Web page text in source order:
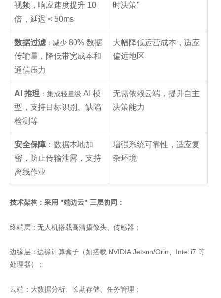
视频，响应速度提升 10
倍，延迟 < 50ms
时决策"
数据过滤 ：减少 80% 数据
传输量，降低带宽成本和
通信压力
大幅降低运营成本，适应
偏远地区
AI 推理 ：集成轻量级 AI 模
型，支持目标识别、缺陷
检测等
无需依赖云端，提升自主
决策能力
安全保障 ：数据本地加
密，防止传输泄露，支持
离线作业
增强系统可靠性，适应复
杂环境
技术架构：采用 "端边云" 三层协同：
终端层：无人机搭载高清摄像头、传感器；
边缘层：边缘计算盒子（如搭载 NVIDIA Jetson/Orin、Intel i7 等
处理器）；
云端：大数据分析、长期存储、任务管理；